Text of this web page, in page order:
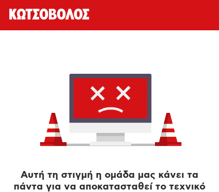
Αυτή τη στιγμή η ομάδα μας κάνει τα
πάντα για να αποκατασταθεί το τεχνικό